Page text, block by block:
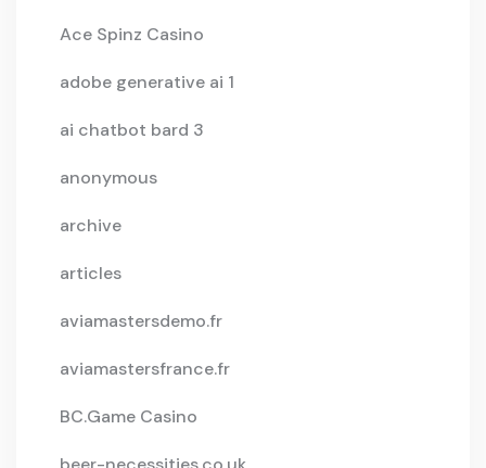
Ace Spinz Casino
adobe generative ai 1
ai chatbot bard 3
anonymous
archive
articles
aviamastersdemo.fr
aviamastersfrance.fr
BC.Game Casino